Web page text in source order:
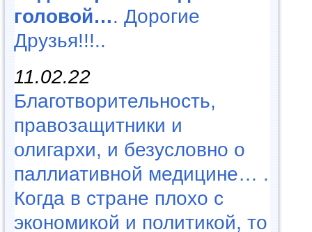
головой…. Дорогие
Друзья!!!..
11.02.22
Благотворительность,
правозащитники и
олигархи, и безусловно о
паллиативной медицине… .
Когда в стране плохо с
экономикой и политикой, то